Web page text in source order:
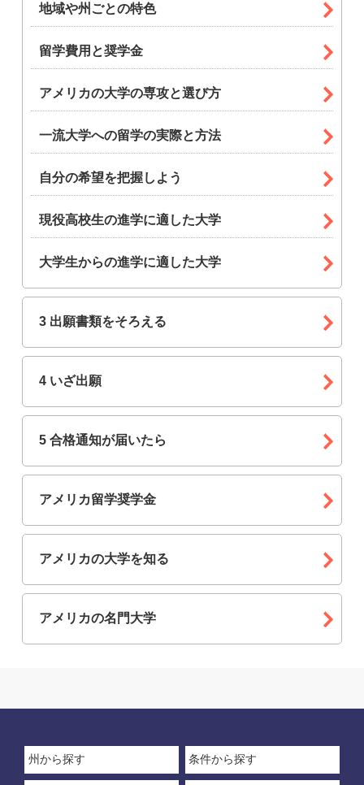
地域や州ごとの特色
留学費用と奨学金
アメリカの大学の専攻と選び方
一流大学への留学の実際と方法
自分の希望を把握しよう
現役高校生の進学に適した大学
大学生からの進学に適した大学
3 出願書類をそろえる
4 いざ出願
5 合格通知が届いたら
アメリカ留学奨学金
アメリカの大学を知る
アメリカの名門大学
州から探す 条件から探す